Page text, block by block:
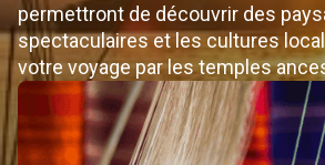
permettront de découvrir des
spectaculaires et les cultures
votre voyage par les temples